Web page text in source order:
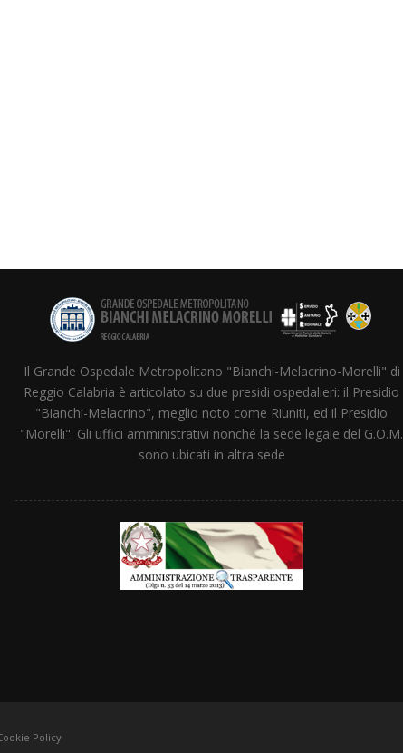
Il Grande Ospedale Metropolitano "Bianchi-Melacrino-Morelli" di
Reggio Calabria è articolato su due presidi ospedalieri: il Presidio
"Bianchi-Melacrino", meglio noto come Riuniti, ed il Presidio
"Morelli". Gli uffici amministrativi nonché la sede legale del G.O.M.
sono ubicati in altra sede
Policy